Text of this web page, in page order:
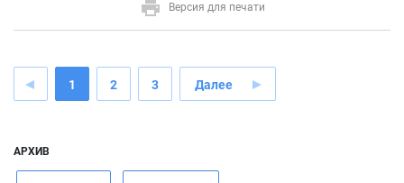
Версия для печати
1 2 3 Далее
АРХИВ